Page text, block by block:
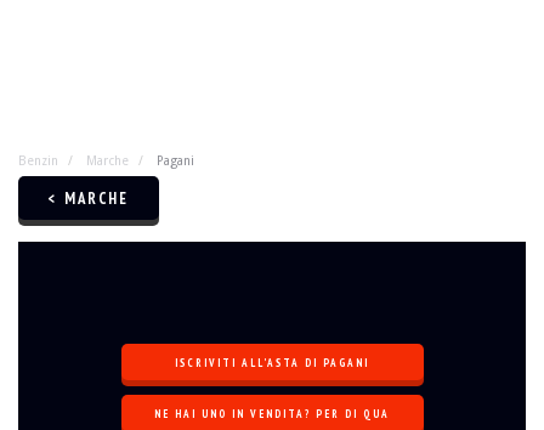
Benzin Marche Pagani
< MARCHE
ISCRIVITI ALL'ASTA DI PAGANI
NE HAI UNO IN VENDITA? PER DI QUA